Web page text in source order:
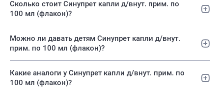
Сколько стоит Синупрет капли д/внут. прим. по
100 мл (флакон)?
Можно ли давать детям Синупрет капли д/внут.
прим. по 100 мл (флакон)?
Какие аналоги у Синупрет капли д/внут. прим. по
100 мл (флакон)?